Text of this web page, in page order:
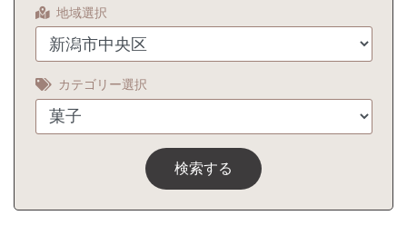
地域選択
カテゴリー選択
検索する